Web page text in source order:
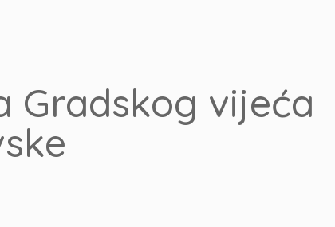
Gradskog vijeća